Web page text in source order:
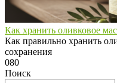
Как хранить оливковое
Как правильно хранить
сохранения
080
Поиск